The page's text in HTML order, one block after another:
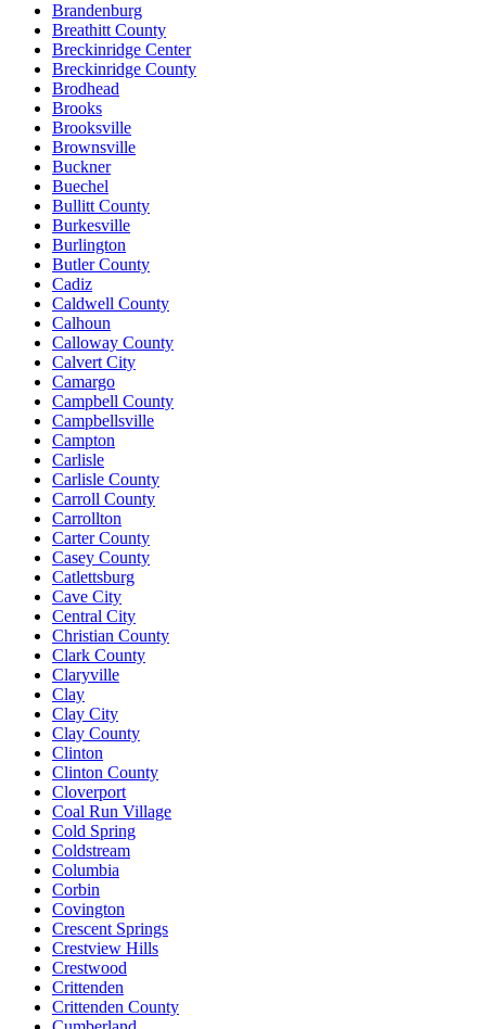
Brandenburg
Breathitt County
Breckinridge Center
Breckinridge County
Brodhead
Brooks
Brooksville
Brownsville
Buckner
Buechel
Bullitt County
Burkesville
Burlington
Butler County
Cadiz
Caldwell County
Calhoun
Calloway County
Calvert City
Camargo
Campbell County
Campbellsville
Campton
Carlisle
Carlisle County
Carroll County
Carrollton
Carter County
Casey County
Catlettsburg
Cave City
Central City
Christian County
Clark County
Claryville
Clay
Clay City
Clay County
Clinton
Clinton County
Cloverport
Coal Run Village
Cold Spring
Coldstream
Columbia
Corbin
Covington
Crescent Springs
Crestview Hills
Crestwood
Crittenden
Crittenden County